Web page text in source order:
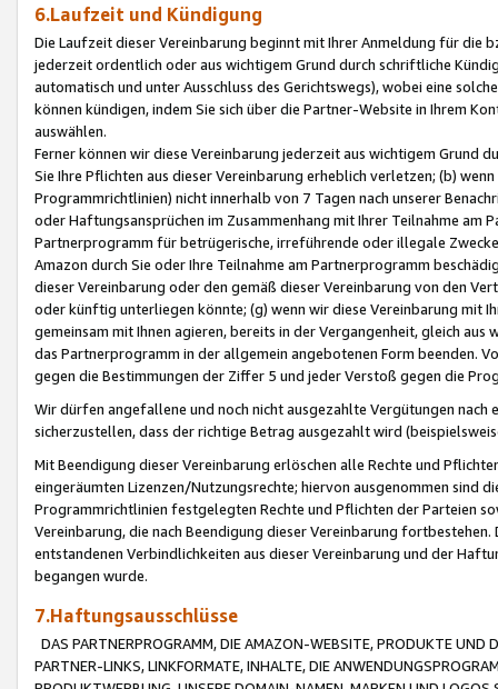
6.Laufzeit und Kündigung
Die Laufzeit dieser Vereinbarung beginnt mit Ihrer Anmeldung für die
jederzeit ordentlich oder aus wichtigem Grund durch schriftliche
automatisch und unter Ausschluss des Gerichtswegs), wobei eine
können kündigen, indem Sie sich über die Partner-Website in Ihrem
auswählen.
Ferner können wir diese Vereinbarung jederzeit aus wichtigem Grund
Sie Ihre Pflichten aus dieser Vereinbarung erheblich verletzen; (b)
Programmrichtlinien) nicht innerhalb von 7 Tagen nach unserer
oder Haftungsansprüchen im Zusammenhang mit Ihrer Teilnahme am
Partnerprogramm für betrügerische, irreführende oder illegale
Amazon durch Sie oder Ihre Teilnahme am Partnerprogramm
dieser Vereinbarung oder den gemäß dieser Vereinbarung von den
oder künftig unterliegen könnte; (g) wenn wir diese Vereinbarung mit
gemeinsam mit Ihnen agieren, bereits in der Vergangenheit, gleich
das Partnerprogramm in der allgemein angebotenen Form beenden.
gegen die Bestimmungen der Ziffer 5 und jeder Verstoß gegen die
Wir dürfen angefallene und noch nicht ausgezahlte Vergütungen
sicherzustellen, dass der richtige Betrag ausgezahlt wird
Mit Beendigung dieser Vereinbarung erlöschen alle Rechte und
eingeräumten Lizenzen/Nutzungsrechte; hiervon ausgenommen sind
Programmrichtlinien festgelegten Rechte und Pflichten der Parteien
Vereinbarung, die nach Beendigung dieser Vereinbarung
entstandenen Verbindlichkeiten aus dieser Vereinbarung und der
begangen wurde.
7.Haftungsausschlüsse
DAS PARTNERPROGRAMM, DIE AMAZON-WEBSITE, PRODUKTE UND
PARTNER-LINKS, LINKFORMATE, INHALTE, DIE